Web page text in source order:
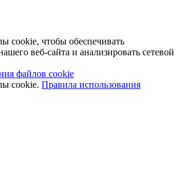
cookie, чтобы обеспечивать
веб-сайта и анализировать сетевой
файлов cookie
cookie. Правила использования